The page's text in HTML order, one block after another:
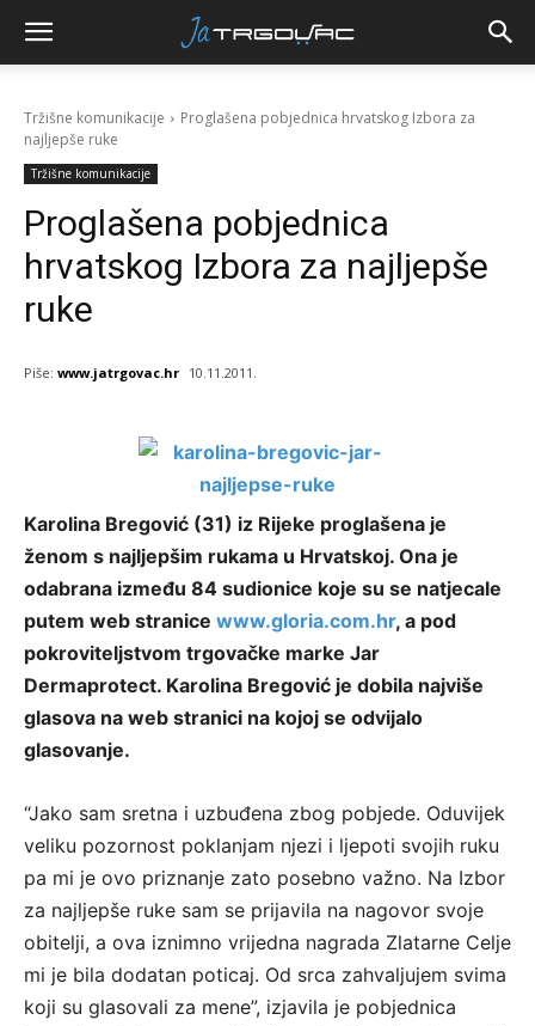
Tržišne komunikacije
Proglašena pobjednica hrvatskog Izbora za
najljepše ruke
Tržišne komunikacije
Proglašena pobjednica
hrvatskog Izbora za najljepše
ruke
Piše: www.jatrgovac.hr 10.11.2011.
Karolina Bregović (31) iz Rijeke proglašena je
ženom s najljepšim rukama u Hrvatskoj. Ona je
odabrana između 84 sudionice koje su se natjecale
putem web stranice www.gloria.com.hr, a pod
pokroviteljstvom trgovačke marke Jar
Dermaprotect. Karolina Bregović je dobila najviše
glasova na web stranici na kojoj se odvijalo
glasovanje.
“Jako sam sretna i uzbuđena zbog pobjede. Oduvijek
veliku pozornost poklanjam njezi i ljepoti svojih ruku
pa mi je ovo priznanje zato posebno važno. Na Izbor
za najljepše ruke sam se prijavila na nagovor svoje
obitelji, a ova iznimno vrijedna nagrada Zlatarne Celje
mi je bila dodatan poticaj. Od srca zahvaljujem svima
koji su glasovali za mene”, izjavila je pobjednica